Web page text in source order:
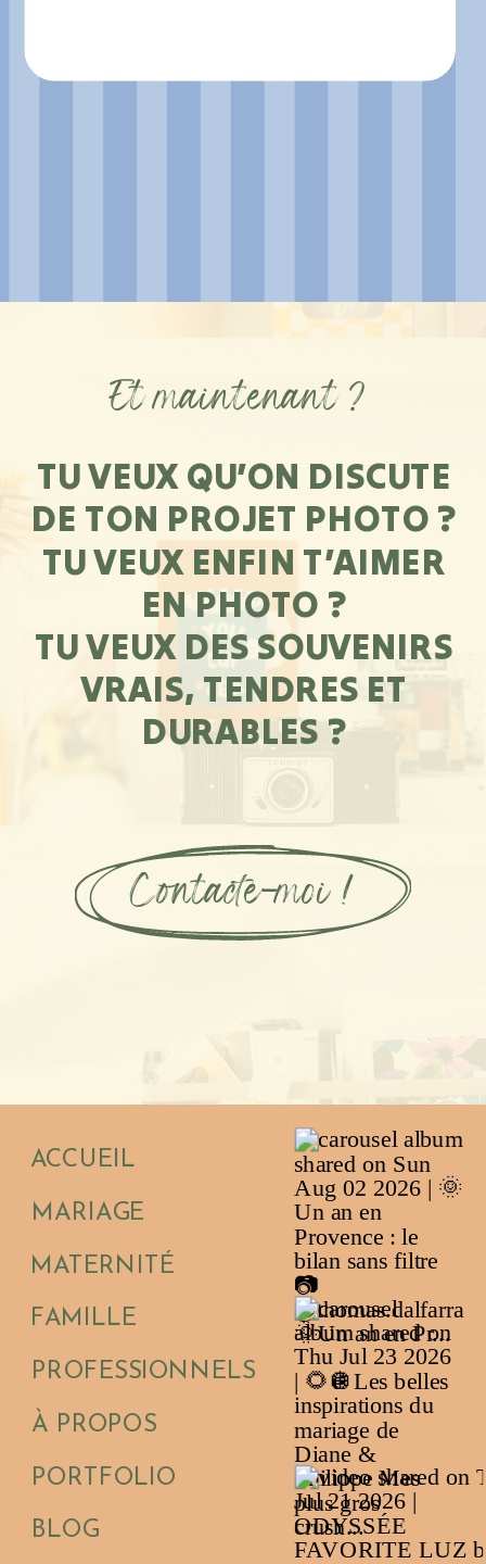
Et maintenant ?
TU VEUX QU’ON DISCUTE
DE TON PROJET PHOTO ?
TU VEUX ENFIN T’AIMER
EN PHOTO ?
TU VEUX DES SOUVENIRS
VRAIS, TENDRES ET
DURABLES ?
Contacte-moi !
ACCUEIL
PROFESSIONNELS
FAMILLE
MATERNITÉ
MARIAGE
PORTFOLIO
BLOG
À PROPOS